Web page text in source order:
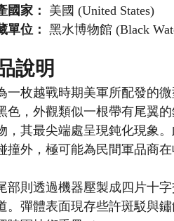
國家：
美國 (United States)
單位：
黑水博物館 (Black
說明
一枚越戰時期美軍所配發的
色，外觀類似一根帶有尾翼
，其最尖端處呈現鈍化現象
撞外，極可能為民間軍品商
部則透過機器壓製成四片十
。彈體表面現存些許斑駁與鏽